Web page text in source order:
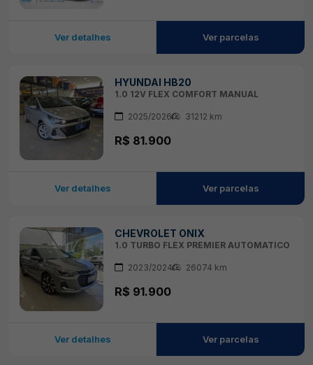
Ver detalhes Ver parcelas
HYUNDAI HB20
1.0 12V FLEX COMFORT MANUAL
2025/2026 31212 km
R$ 81.900
Ver detalhes Ver parcelas
CHEVROLET ONIX
1.0 TURBO FLEX PREMIER AUTOMATICO
2023/2024 26074 km
R$ 91.900
Ver detalhes Ver parcelas